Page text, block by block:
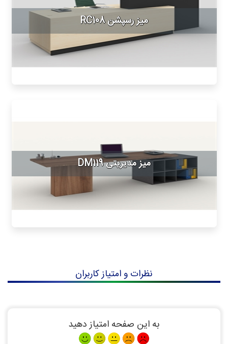
میز رسپشن RC108
میز مدیریتی DM119
نظرات و امتیاز کاربران
به این صفحه امتیاز دهید